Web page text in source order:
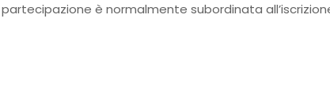
è normalmente subordinata